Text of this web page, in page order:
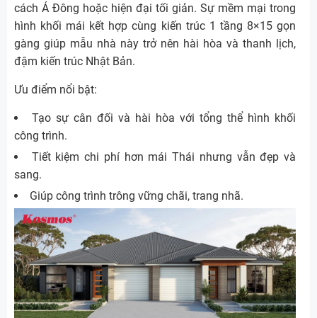
cách Á Đông hoặc hiện đại tối giản. Sự mềm mại trong
hình khối mái kết hợp cùng kiến trúc 1 tầng 8×15 gọn
gàng giúp mẫu nhà này trở nên hài hòa và thanh lịch,
đậm kiến trúc Nhật Bản.
Ưu điểm nổi bật:
Tạo sự cân đối và hài hòa với tổng thể hình khối
công trình.
Tiết kiệm chi phí hơn mái Thái nhưng vẫn đẹp và
sang.
Giúp công trình trông vững chãi, trang nhã.